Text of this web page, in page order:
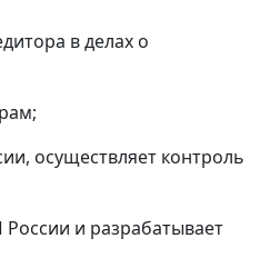
в делах о
осуществляет контроль
и разрабатывает